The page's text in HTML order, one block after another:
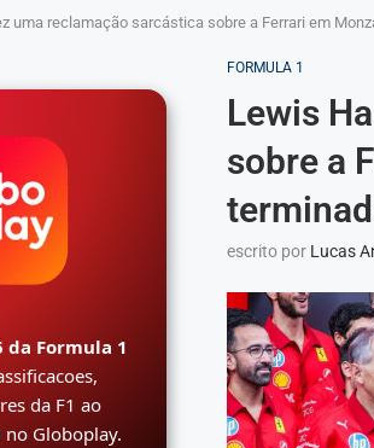
uma reclamação sarcástica sobre a Ferrari em
FORMULA 1
Lewis
sobre a
escrito por Lucas
da Formula 1
da F1 ao
Globoplay.